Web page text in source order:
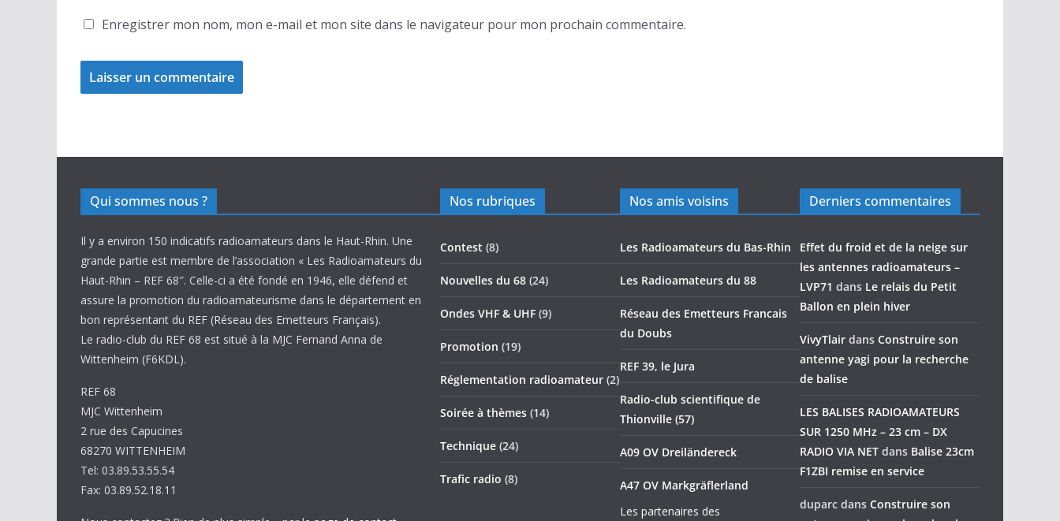
Enregistrer mon nom, mon e-mail et mon site dans le navigateur pour mon prochain commentaire.
Qui sommes nous ?
Il y a environ 150 indicatifs radioamateurs dans le Haut-Rhin. Une
grande partie est membre de l’association « Les Radioamateurs du
Haut-Rhin – REF 68″. Celle-ci a été fondé en 1946, elle défend et
assure la promotion du radioamateurisme dans le département en
bon représentant du REF (Réseau des Emetteurs Français).
Le radio-club du REF 68 est situé à la MJC Fernand Anna de
Wittenheim (F6KDL).
REF 68
MJC Wittenheim
2 rue des Capucines
68270 WITTENHEIM
Tel: 03.89.53.55.54
Fax: 03.89.52.18.11
Nos rubriques
Contest (8)
Nouvelles du 68 (24)
Ondes VHF & UHF (9)
Promotion (19)
Réglementation radioamateur (2)
Soirée à thèmes (14)
Technique (24)
Trafic radio (8)
Nos amis voisins
Les Radioamateurs du Bas-Rhin
Les Radioamateurs du 88
Réseau des Emetteurs Francais
du Doubs
REF 39, le Jura
Radio-club scientifique de
Thionville (57)
A09 OV Dreiländereck
A47 OV Markgräflerland
Les partenaires des
Derniers commentaires
Effet du froid et de la neige sur
les antennes radioamateurs –
LVP71 dans Le relais du Petit
Ballon en plein hiver
VivyTlair dans Construire son
antenne yagi pour la recherche
de balise
LES BALISES RADIOAMATEURS
SUR 1250 MHz – 23 cm – DX
RADIO VIA NET dans Balise 23cm
F1ZBI remise en service
duparc dans Construire son